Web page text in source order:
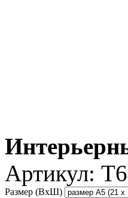
Артикул:
Размер (ВxШ)